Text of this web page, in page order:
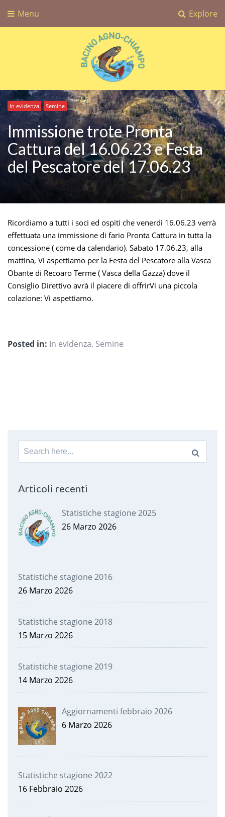
Explore
Menu
Bacino Agno-Chiampo
Associazione Sportiva Dilettantistica Bacino Agno-Chiampo
In evidenza Semine
Immissione trote Pronta
Cattura del 16.06.23 e Festa
del Pescatore del 17.06.23
Ricordiamo a tutti i soci ed ospiti che venerdì 16.06.23 verrà
effettuata una immissione di fario Pronta Cattura in tutta la
concessione ( come da calendario). Sabato 17.06.23, alla
mattina, Vi aspettiamo per la Festa del Pescatore alla Vasca
Obante di Recoaro Terme ( Vasca della Gazza) dove il
Consiglio Direttivo avrà il piacere di offrirVi una piccola
colazione: Vi aspettiamo.
Posted in: In evidenza, Semine
Search
for:
Articoli recenti
Statistiche stagione 2025
26 Marzo 2026
Statistiche stagione 2016
26 Marzo 2026
Statistiche stagione 2018
15 Marzo 2026
Statistiche stagione 2019
14 Marzo 2026
Aggiornamenti febbraio 2026
6 Marzo 2026
Statistiche stagione 2022
16 Febbraio 2026